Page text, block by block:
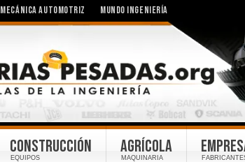
MECÁNICA AUTOMOTRIZ MUNDO INGENIERÍA
CONSTRUCCIÓN
EQUIPOS
AGRÍCOLA
MAQUINARIA